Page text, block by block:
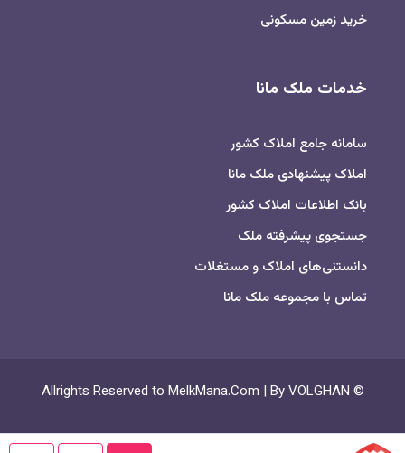
خرید زمین مسکونی
خدمات ملک مانا
سامانه جامع املاک کشور
املاک پیشنهادی ملک مانا
بانک اطلاعات املاک کشور
جستجوی پیشرفته ملک
دانستنی‌های املاک و مستغلات
تماس با مجموعه ملک مانا
© Allrights Reserved to MelkMana.Com | By VOLGHAN